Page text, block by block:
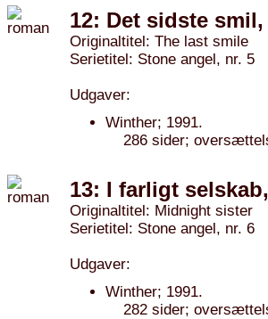
12: Det sidste smil,
Originaltitel: The last smile
Serietitel: Stone angel, nr. 5
Udgaver:
Winther; 1991.
286 sider;
13: I farligt
Originaltitel: Midnight sister
Serietitel: Stone angel, nr. 6
Udgaver:
Winther; 1991.
282 sider;